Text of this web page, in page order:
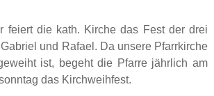
feiert die kath. Kirche das Fest der drei
und Rafael. Da unsere Pfarrkirche
ist, begeht die Pfarre jährlich am
das Kirchweihfest.